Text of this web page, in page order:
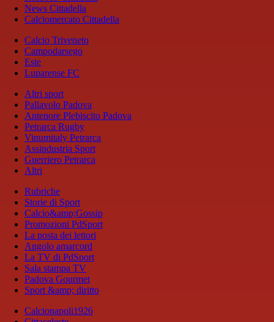
News Cittadella
Calciomercato Cittadella
Calcio Triveneto
Campodarsego
Este
Luparense FC
Altri sport
Pallavolo Padova
Antenore Plebiscito Padova
Petrarca Rugby
Vinumitaly Petrarca
Assindustria Sport
Guerriero Petrarca
Altri
Rubriche
Storie di Sport
Calcio&amp;Gossip
Promozioni PdSport
La posta dei lettori
Angolo amarcord
La TV di PdSport
Sala stampa TV
Padova Gourmet
Sport &amp; diritto
Calcionapoli1926